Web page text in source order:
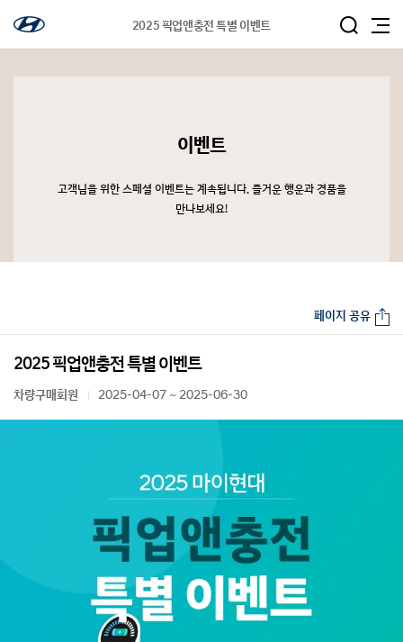
2025 픽업앤충전 특별 이벤트
이벤트
고객님을 위한 스페셜 이벤트는 계속됩니다. 즐거운 행운과 경품을
만나보세요!
2025 픽업앤충전 특별 이벤트
차량구매회원 2025-04-07 ~ 2025-06-30
페이지 공유